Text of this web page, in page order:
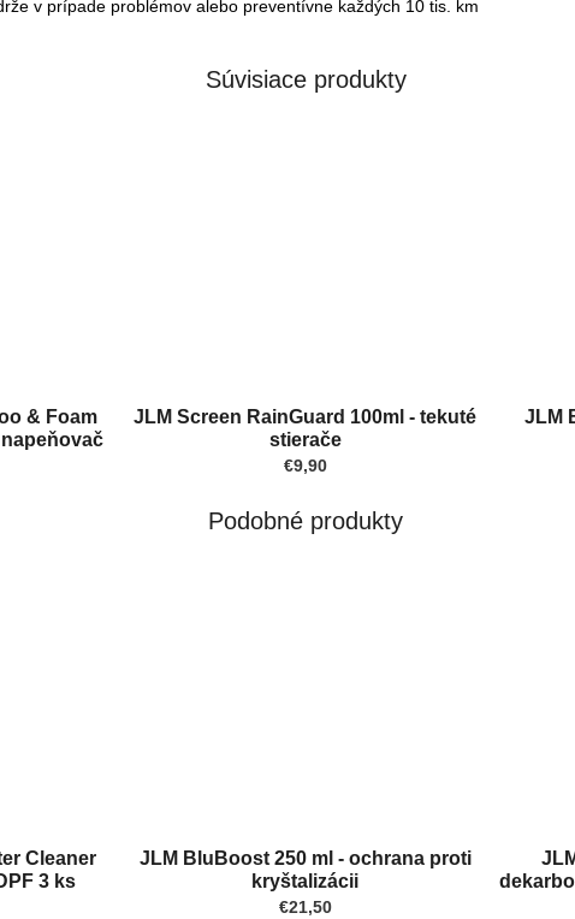
v prípade problémov alebo preventívne každých 10 tis. km
Súvisiace produkty
& Foam
JLM Screen RainGuard 100ml - tekuté
stierače
€9,90
JLM
Podobné produkty
Cleaner
3 ks
JLM BluBoost 250 ml - ochrana proti
kryštalizácii
€21,50